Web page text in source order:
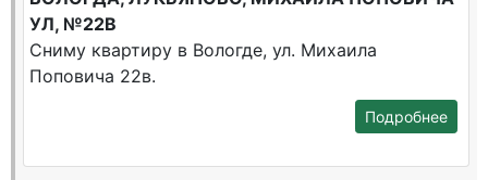
УЛ, №22В
Сниму квартиру в Вологде, ул. Михаила
Поповича 22в.
Подробнее